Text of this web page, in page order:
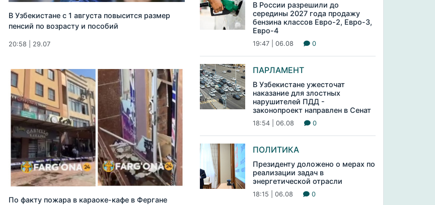
В Узбекистане с 1 августа повысится размер
пенсий по возрасту и пособий
20:58 | 29.07
По факту пожара в караоке-кафе в Фергане
В России разрешили до
середины 2027 года продажу
бензина классов Евро-2, Евро-3,
Евро-4
19:47 | 06.08 0
ПАРЛАМЕНТ
В Узбекистане ужесточат
наказание для злостных
нарушителей ПДД -
законопроект направлен в Сенат
18:54 | 06.08 0
ПОЛИТИКА
Президенту доложено о мерах по
реализации задач в
энергетической отрасли
18:15 | 06.08 0